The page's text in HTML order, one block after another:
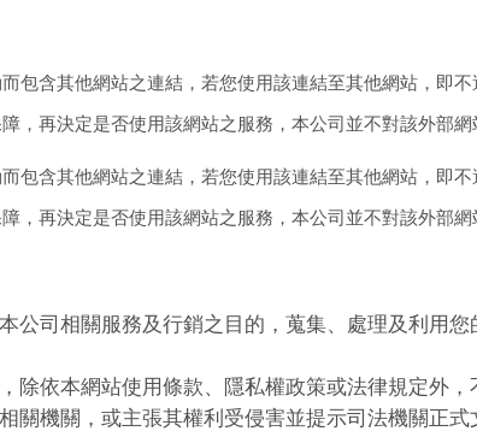
包含其他網站之連結，若您使用該連結至其他網站，即
，再決定是否使用該網站之服務，本公司並不對該外部網
包含其他網站之連結，若您使用該連結至其他網站，即
，再決定是否使用該網站之服務，本公司並不對該外部網
公司相關服務及行銷之目的，蒐集、處理及利用
除依本網站使用條款、隱私權政策或法律規定外
關機關，或主張其權利受侵害並提示司法機關正式